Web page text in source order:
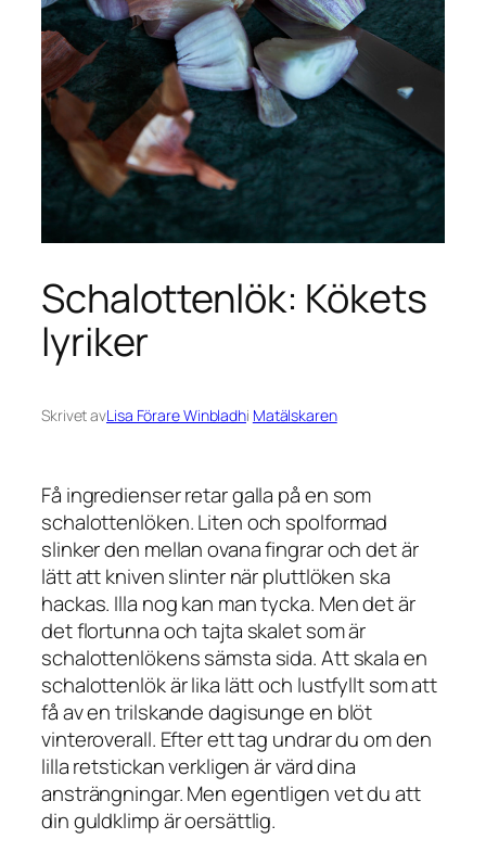
Schalottenlök: Kökets
lyriker
Skrivet avLisa Förare Winbladhi Matälskaren
Få ingredienser retar galla på en som
schalottenlöken. Liten och spolformad
slinker den mellan ovana fingrar och det är
lätt att kniven slinter när pluttlöken ska
hackas. Illa nog kan man tycka. Men det är
det flortunna och tajta skalet som är
schalottenlökens sämsta sida. Att skala en
schalottenlök är lika lätt och lustfyllt som att
få av en trilskande dagisunge en blöt
vinteroverall. Efter ett tag undrar du om den
lilla retstickan verkligen är värd dina
ansträngningar. Men egentligen vet du att
din guldklimp är oersättlig.